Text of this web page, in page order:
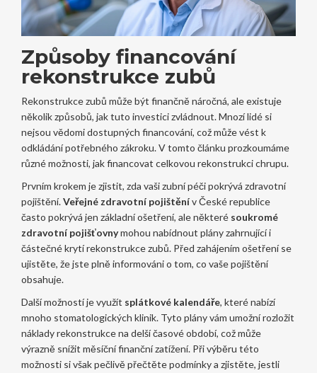
Způsoby financování
rekonstrukce zubů
Rekonstrukce zubů může být finančně náročná, ale existuje
několik způsobů, jak tuto investici zvládnout. Mnozí lidé si
nejsou vědomi dostupných financování, což může vést k
odkládání potřebného zákroku. V tomto článku prozkoumáme
různé možnosti, jak financovat celkovou rekonstrukci chrupu.
Prvním krokem je zjistit, zda vaši zubní péči pokrývá zdravotní
pojištění.Veřejné zdravotní pojištěnív České republice
často pokrývá jen základní ošetření, ale některé soukromé
zdravotní pojišťovnymohou nabídnout plány zahrnující i
částečné krytí rekonstrukce zubů. Před zahájením ošetření se
ujistěte, že jste plně informováni o tom, co vaše pojištění
obsahuje.
Další možností je využít splátkové kalendáře, které nabízí
mnoho stomatologických klinik. Tyto plány vám umožní rozložit
náklady rekonstrukce na delší časové období, což může
výrazně snížit měsíční finanční zatížení. Při výběru této
možnosti si však pečlivě přečtěte podmínky a zjistěte, jestli